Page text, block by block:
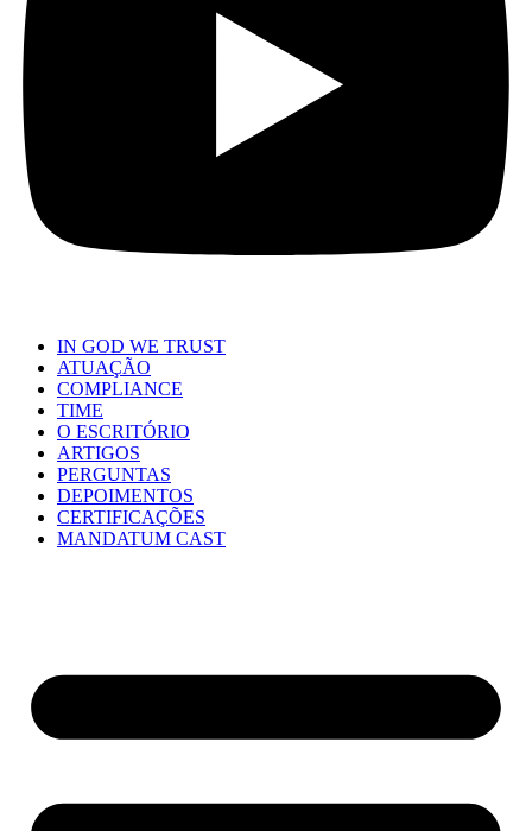
IN GOD WE TRUST
ATUAÇÃO
COMPLIANCE
TIME
O ESCRITÓRIO
ARTIGOS
PERGUNTAS
DEPOIMENTOS
CERTIFICAÇÕES
MANDATUM CAST